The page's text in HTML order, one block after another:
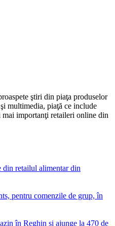
ştiri din piaţa produselor
multimedia, piaţă ce include
mai importanţi retaileri online din
din retailul alimentar din
pentru comenzile de grup, în
în Reghin și ajunge la 470 de